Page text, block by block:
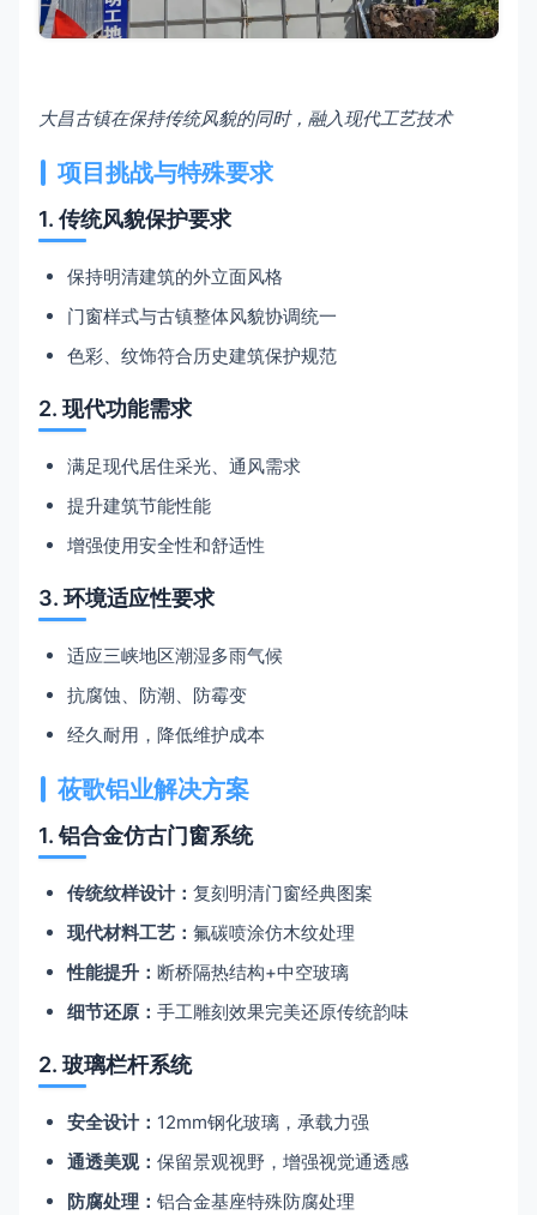
大昌古镇在保持传统风貌的同时，融入现代工艺技术
项目挑战与特殊要求
1. 传统风貌保护要求
保持明清建筑的外立面风格
门窗样式与古镇整体风貌协调统一
色彩、纹饰符合历史建筑保护规范
2. 现代功能需求
满足现代居住采光、通风需求
提升建筑节能性能
增强使用安全性和舒适性
3. 环境适应性要求
适应三峡地区潮湿多雨气候
抗腐蚀、防潮、防霉变
经久耐用，降低维护成本
莜歌铝业解决方案
1. 铝合金仿古门窗系统
传统纹样设计： 复刻明清门窗经典图案
现代材料工艺： 氟碳喷涂仿木纹处理
性能提升： 断桥隔热结构+中空玻璃
细节还原： 手工雕刻效果完美还原传统韵味
2. 玻璃栏杆系统
安全设计： 12mm钢化玻璃，承载力强
通透美观： 保留景观视野，增强视觉通透感
防腐处理： 铝合金基座特殊防腐处理